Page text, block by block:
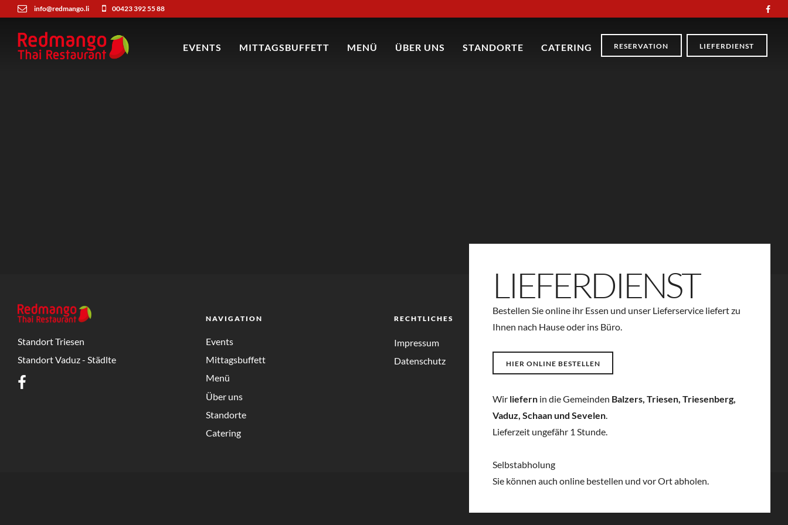
info@redmango.li 00423 392 55 88
RESERVATION LIEFERDIENST
EVENTS MITTAGSBUFFETT MENÜ ÜBER UNS STANDORTE CATERING
LIEFERDIENST
Bestellen Sie online ihr Essen und unser Lieferservice liefert zu
Ihnen nach Hause oder ins Büro.
HIER ONLINE BESTELLEN
Wir liefern in die Gemeinden Balzers, Triesen, Triesenberg,
Vaduz, Schaan und Sevelen
Lieferzeit ungefähr 1 Stunde.
Selbstabholung
Sie können auch online bestellen und vor Ort abholen.
Standort Triesen
Standort Vaduz - Städlte
NAVIGATION
Events
Mittagsbuffett
Menü
Über uns
Standorte
Catering
RECHTLICHES
Impressum
Datenschutz
Machen Sie Ihren Lieben eine Freude und
schenken Sie Ihnen einen Gutschein für ein
Essen bei RED MANGO.